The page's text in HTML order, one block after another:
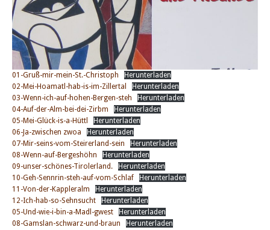
01-Gruß-mir-mein-St.-Christoph
Herunterladen
02-Mei-Hoamatl-hab-is-im-Zillertal
Herunterladen
03-Wenn-ich-auf-hohen-Bergen-steh
Herunterladen
04-Auf-der-Alm-bei-dei-Zirbm
Herunterladen
05-Mei-Glück-is-a-Hüttl
Herunterladen
06-Ja-zwischen zwoa
Herunterladen
07-Mir-seins-vom-Steirerland-sein
Herunterladen
08-Wenn-auf-Bergeshöhn
Herunterladen
09-unser-schönes-Tirolerland.
Herunterladen
10-Geh-Sennrin-steh-auf-vom-Schlaf
Herunterladen
11-Von-der-Kappleralm
Herunterladen
12-Ich-hab-so-Sehnsucht
Herunterladen
05-Und-wie-i-bin-a-Madl-gwest
Herunterladen
08-Gamslan-schwarz-und-braun
Herunterladen